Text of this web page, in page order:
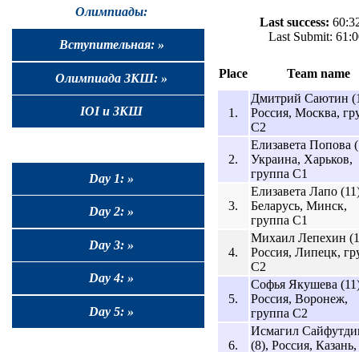
Олимпиады:
Вступительная: »
Олимпиада ЗКШ: »
IOI и ЗКШ
Day 1: »
Day 2: »
Day 3: »
Day 4: »
Day 5: »
Last success:
Last Submit:
Place Team name
1.
Дмитрий Саютин
Россия, Москва,
C2
2.
Елизавета Попова
Украина, Харьков,
группа C1
3.
Елизавета Лапо
Беларусь, Минск,
группа C1
4.
Михаил Лепехин
Россия, Липецк,
C2
5.
Софья Якушева
Россия, Воронеж,
группа C2
6.
Исмагил
(8), Россия, Казань,